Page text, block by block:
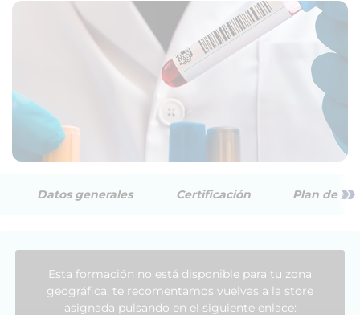
Datos generales Certificación Plan de »
Esta formación no está disponible para tu zona
geográfica, te recomentamos vuelvas a la store
asignada pulsando en el siguiente enlace: